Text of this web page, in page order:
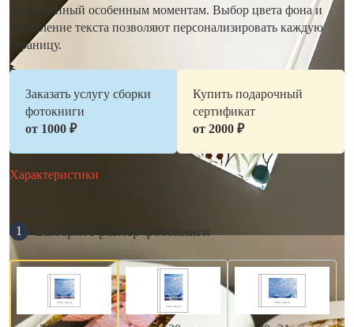
посвященный особенным моментам. Выбор цвета фона и
добавление текста позволяют персонализировать каждую
страницу.
Заказать услугу сборки
фотокниги
от 1000 ₽
Купить подарочный
сертификат
от 2000 ₽
Характеристики
1 Выберите размер фотокниги